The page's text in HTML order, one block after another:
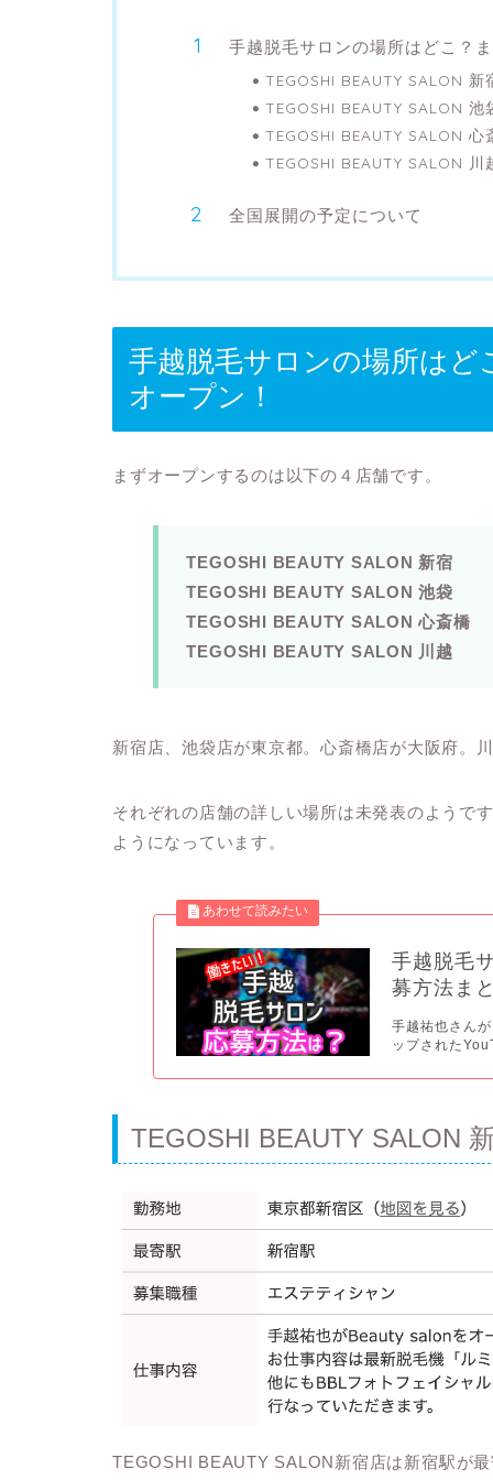
手越脱毛サロンの場所はどこ？
TEGOSHI BEAUTY SALON 新
TEGOSHI BEAUTY SALON 池
TEGOSHI BEAUTY SALON 心
TEGOSHI BEAUTY SALON 川
全国展開の予定について
手越脱毛サロンの場所はど
オープン！
まずオープンするのは以下の４店舗です。
TEGOSHI BEAUTY SALON 新宿
TEGOSHI BEAUTY SALON 池袋
TEGOSHI BEAUTY SALON 心斎橋
TEGOSHI BEAUTY SALON 川越
新宿店、池袋店が東京都。心斎橋店が大阪府。
それぞれの店舗の詳しい場所は未発表のようで
ようになっています。
手越脱毛
募方法ま
手越祐也さん
ップされた
TEGOSHI BEAUTY SALON
TEGOSHI BEAUTY SALON新宿店は新宿駅が